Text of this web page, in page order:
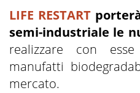
LIFE RESTART
semi-industriale le
realizzare con
manufatti
mercato.